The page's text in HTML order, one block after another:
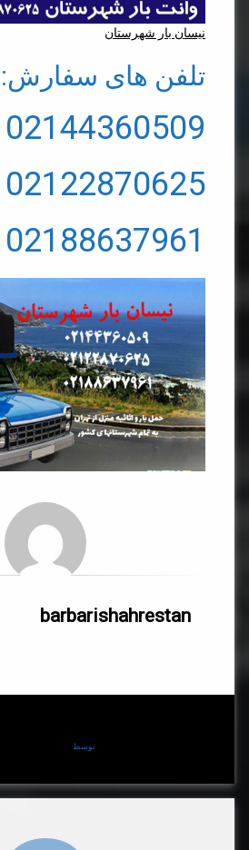
نیسان بار شهرستان
تلفن های سفارش:
02144360509
02122870625
02188637961
barbarishahrestan
توسط